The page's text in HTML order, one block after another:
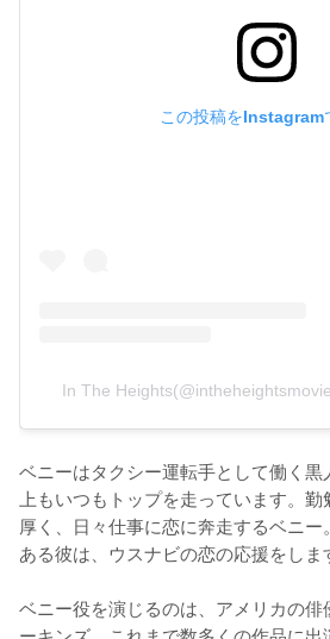
この投稿をInstagram
In The
ベニーはタクシー運転手として働く
上もいつもトップを走っています。
厚く、日々仕事に恋に奔走するベニ
ある彼は、ウスナビの恋の応援をし
ベニー役を演じるのは、アメリカの